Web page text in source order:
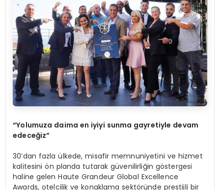
“Yolumuza daima en iyiyi sunma gayretiyle devam
edeceğiz”
30’dan fazla ülkede, misafir memnuniyetini ve hizmet
kalitesini ön planda tutarak güvenilirliğin göstergesi
haline gelen Haute Grandeur Global Excellence
Awards, otelcilik ve konaklama sektöründe prestijli bir